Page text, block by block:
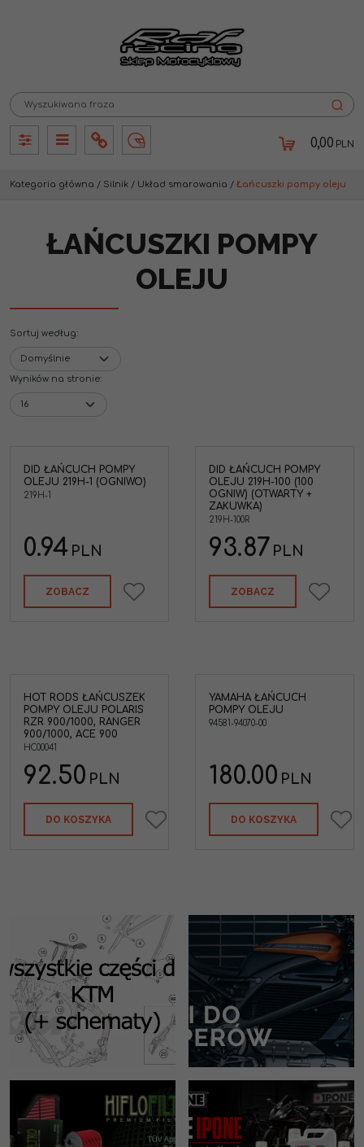
PanelPanelInfo Lang 0,00 PLN
Kategoria główna / Silnik / Układ smarowania / Łańcuszki pompy oleju
ŁAŃCUSZKI POMPY
OLEJU
Sortuj według:
Wyników na stronie:
DID ŁAŃCUCH POMPY
OLEJU 219H-1 (OGNIWO)
219H-1
0.94 PLN
ZOBACZ
DID ŁAŃCUCH POMPY
OLEJU 219H-100 (100
OGNIW) (OTWARTY +
ZAKUWKA)
219H-100R
93.87 PLN
ZOBACZ
HOT RODS ŁAŃCUSZEK
POMPY OLEJU POLARIS
RZR 900/1000, RANGER
900/1000, ACE 900
HC00041
92.50 PLN
DO KOSZYKA
Yamaha 94581-94070-00
Łańcuch pompy oleju
YFM660 '02-08 RHINO 660'04-
07 (DID25SD DHA 70 ogniw
Marka pojazdu
YAMAHA ŁAŃCUCH
POMPY OLEJU
94581-94070-00
180.00 PLN
DO KOSZYKA